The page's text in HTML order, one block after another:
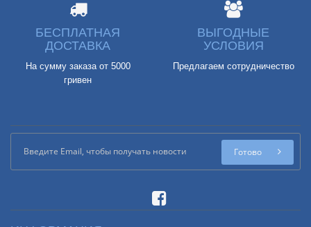
БЕСПЛАТНАЯ
ДОСТАВКА
На сумму заказа от 5000
гривен
ВЫГОДНЫЕ
УСЛОВИЯ
Предлагаем сотрудничество
Готово